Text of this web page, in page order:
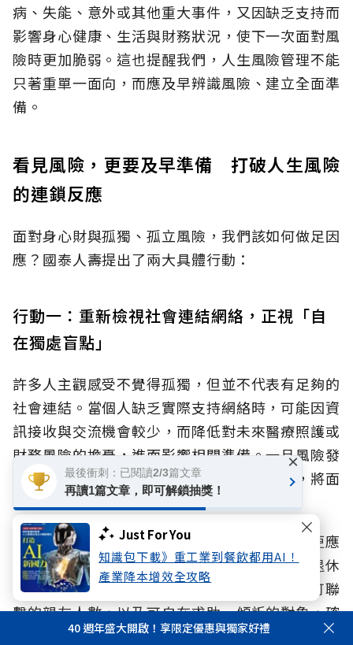
Just For You
知識包下載》重工業到餐飲都用AI！
產業降本增效全攻略
病、失能、意外或其他重大事件，又因缺乏支持而
影響身心健康、生活與財務狀況，使下一次面對風
險時更加脆弱。這也提醒我們，人生風險管理不能
只著重單一面向，而應及早辨識風險、建立全面準
備。
看見風險，更要及早準備 打破人生風險
的連鎖反應
面對身心財與孤獨、孤立風險，我們該如何做足因
應？國泰人壽提出了兩大具體行動：
行動一：重新檢視社會連結網絡，正視「自
在獨處盲點」
許多人主觀感受不覺得孤獨，但並不代表有足夠的
社會連結。當個人缺乏實際支持網絡時，可能因資
訊接收與交流機會較少，而降低對未來醫療照護或
財務風險的擔憂，進而影響相關準備。一旦風險發
生，同時缺乏事前準備與可求助的人際支持，將面
臨更大的衝擊。
國泰人壽建議，民眾除了關注自身心理健康，更應
將「檢視社會網絡」視為與健康檢查、財務與退休
規劃同等重要的準備任務。透過定期檢視每月可聯
繫的親友人數，以及可自在求助、傾訴的對象，確
保風險準備時能獲取足夠資訊、風險來臨時不會孤
40 週年盛大開啟！享限定優惠與獨家好禮
最後衝刺：已閱讀2/3篇文章
再讀1篇文章，即可解鎖抽獎！
×